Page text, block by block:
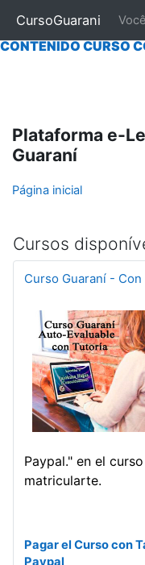
CONTENIDO
CONTENIDO CURSO
CursoGuarani
Plataforma e-
Guaraní
Página inicial
Cursos
Curso Guaraní -
Paypal." en el
matricularte.
Pagar el Curso con
Paypal